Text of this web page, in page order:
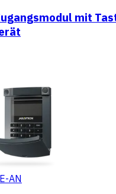
mit
AN